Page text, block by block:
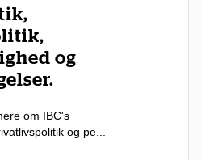
og
om IBC's
og pe...